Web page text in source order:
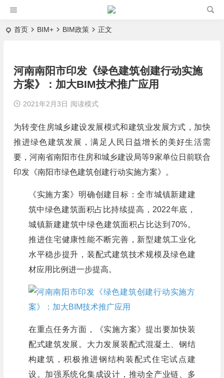
首页 BIM+ BIM政策 正文
河南南阳市印发《绿色建筑创建行动实施
方案》：加大BIM技术推广应用
2021年2月3日 阅读模式
为转变住房城乡建设发展模式和建筑业发展方式，加快
推进绿色建筑发展，满足人民日益增长的美好生活需
要，河南省南阳市住房和城乡建设局等9家单位日前联合
印发《南阳市绿色建筑创建行动实施方案》。
《实施方案》明确创建目标：全市城镇新建建
筑中绿色建筑面积占比持续提高，2022年底，
城镇新建建筑中绿色建筑面积占比达到70%。
推进住宅健康性能不断完善，新型建筑工业化
水平稳步提升，装配式建筑技术规模及绿色建
材应用比例进一步提高。
在重点任务方面，《实施方案》提出要加快装
配式建筑发展。大力发展装配式混凝土、钢结
构建筑，积极推进钢结构装配式住宅试点建
设。加强系统化集成设计，推动全产业链、多